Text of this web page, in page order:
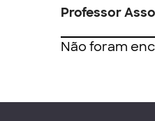
Professor
Não foram